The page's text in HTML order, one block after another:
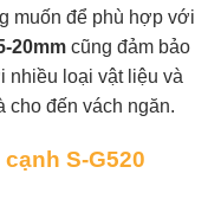
muốn để phù hợp với
20mm cũng đảm bảo
nhiều loại vật liệu và
cho đến vách ngăn.
S-G520